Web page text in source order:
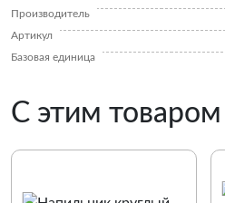
Производитель
Артикул
Базовая единица
С этим